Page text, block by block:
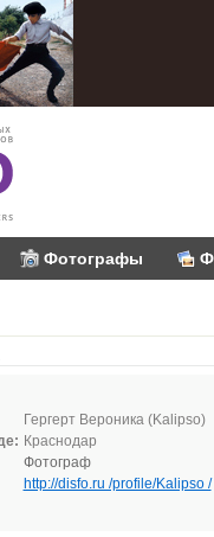
Фотографы
Гергерт Вероника (Kalipso)
Краснодар
Фотограф
http://disfo.ru /profile/Kalipso /